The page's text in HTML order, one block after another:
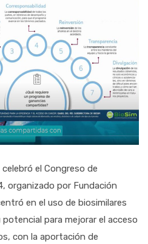
el Congreso de
organizado por Fundación
en el uso de biosimilares
para mejorar el acceso
con la aportación de